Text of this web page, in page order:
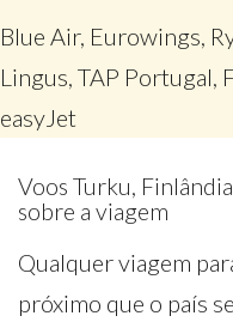
Blue Air, Eurowings,
Lingus, TAP Portugal,
easyJet
Voos Turku,
sobre a viagem
Qualquer viagem
próximo que o país